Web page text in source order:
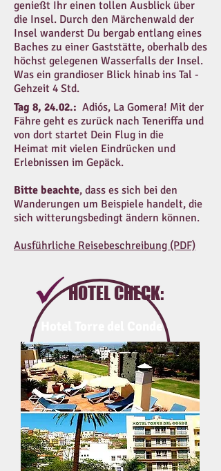
genießt Ihr einen tollen Ausblick über
die Insel. Durch den Märchenwald der
Insel wanderst Du bergab entlang eines
Baches zu einer Gaststätte, oberhalb des
höchst gelegenen Wasserfalls der Insel.
Was ein grandioser Blick hinab ins Tal -
Gehzeit 4 Std.
Tag 8, 24.02.: Adiós, La Gomera! Mit der
Fähre geht es zurück nach Teneriffa und
von dort startet Dein Flug in die
Heimat mit vielen Eindrücken und
Erlebnissen im Gepäck.
Bitte beachte, dass es sich bei den
Wanderungen um Beispiele handelt, die
sich witterungsbedingt ändern können.
Ausführliche Reisebeschreibung (PDF)
HOTEL CHECK:
Hotel Torre del Conde